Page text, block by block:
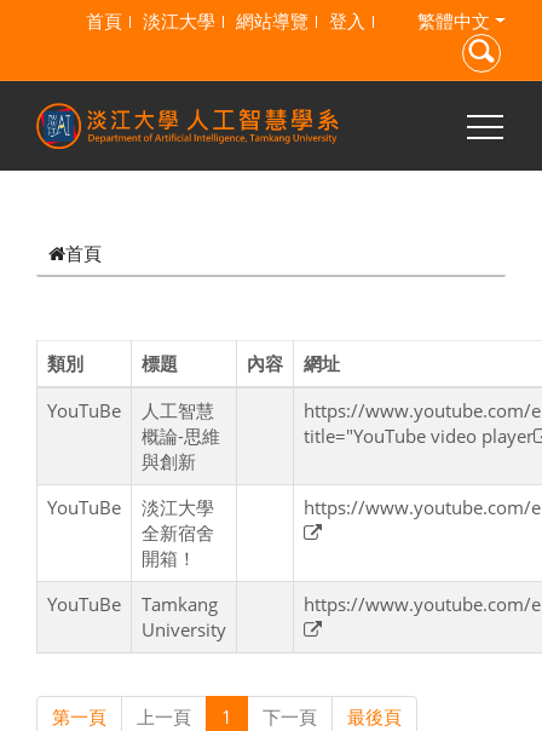
跳到主要內容
首頁 淡江大學 網站導覽 登入 繁體中文
首頁
類別 標題 內容
網址
YouTuBe
人工智慧
概論-思維
與創新
https://www.youtube.com/
title="YouTube video player
YouTuBe
淡江大學
全新宿舍
開箱！
https://www.youtube.com/
YouTuBe
Tamkang
University
https://www.youtube.com/
第一頁 上一頁 1 下一頁 最後頁